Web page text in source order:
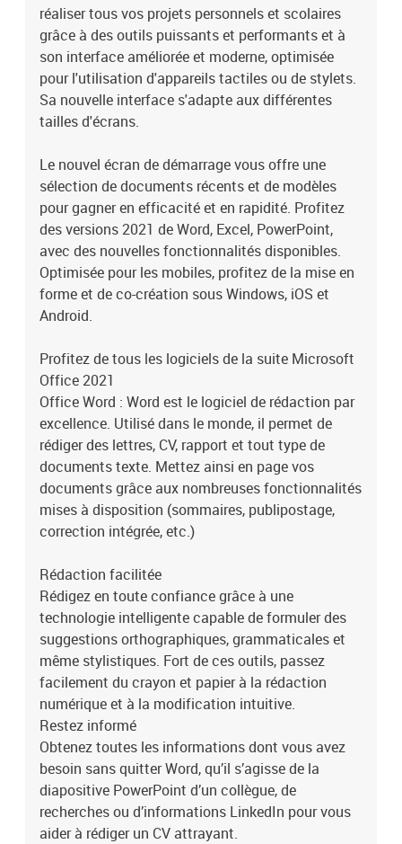
motifs et organise vos données pour vous faire gagner du temps.
Créez facilement vos propres feuilles de calcul ou utilisez les
modèles proposés et effectuez des calculs avec des formules
modernes.Visualisez vos données plus efficacementLes nouveaux
graphiques et diagrammes vous aident à présenter vos données de
façon convaincante, avec mise en forme, graphiques sparkline et
tableaux pour mieux comprendre vos données. Créez aisément des
vos feuilles de calculRévélez votre professionnalisme grâce aux
modèles Excel couvrant plus de 40 catégories et gagnez du
temps.Office PowerPoint : Plutôt facile à prendre en main,
PowerPoint est un logiciel permettant de réaliser des diapositives
ainsi que des présentations est très utile afin d'appuyer vos
présentations. Avec la possibilité d'y intégrer des animations,
textes, graphiques, images.Créez des présentations
uniquesVéhiculez vos idées de manière attrayante, avec de riches
animations, des effets cinématiques, des modèles 3D et des
donner vie à votre présentation.Créez une présentation comme un
proRacontez votre histoire en toute confiance grâce aux notes
diapositive par diapositive que vous seul pouvez consulter.
Traduisez facilement vos diapositives dans la langue de votre
choix et utilisez le vérificateur d’accessibilité intégré pour
permettre à votre public de ne rien manquer.Créez rapidement
votre conceptRévélez votre style et votre talent grâce aux modèles
disponibles, et gagnez du temps. Les modèles PowerPoint
couvrent plus de 40 catégories.OneNote : Ce logiciel de prise de
notes (aussi appelé bloc-notes numérique) offre de nombreuses
fonctions, tels que l'insertion de texte, d'images, de sons, d'écriture
saisir, stocker et partager différents types
d'informations.Organisez votre universRestez organisé grâce à
des blocs-notes que vous pouvez diviser en sections et en pages.
La navigation et la recherche très simples vous permettent de
retrouver facilement vos notes.Rassemblez vos idées, puis
perfectionnez-lesSurlignez vos notes ou commentez-les avec des
annotations tapées ou manuscrites. Avec OneNote sur tous vos
appareils, vous ne laisserez jamais passer un éclair de
génie.Collaborez plus efficacement : Où que vous soyez,
collaborez en temps réel. Partagez vos documents en un clic pour
inviter d’autres personnes à les modifier en temps réel ou à ajouter
des commentaires. De plus, indépendamment des préférences de
chacun en matière de langue ou d’accessibilité, tout le monde peut
collaborer pour améliorer la productivité.
réaliser tous vos projets personnels et scolaires
grâce à des outils puissants et performants et à
son interface améliorée et moderne, optimisée
pour l'utilisation d'appareils tactiles ou de stylets.
Sa nouvelle interface s'adapte aux différentes
tailles d'écrans.
Le nouvel écran de démarrage vous offre une
sélection de documents récents et de modèles
pour gagner en efficacité et en rapidité. Profitez
des versions 2021 de Word, Excel, PowerPoint,
avec des nouvelles fonctionnalités disponibles.
Optimisée pour les mobiles, profitez de la mise en
forme et de co-création sous Windows, iOS et
Android.
Profitez de tous les logiciels de la suite Microsoft
Office 2021
Office Word : Word est le logiciel de rédaction par
excellence. Utilisé dans le monde, il permet de
rédiger des lettres, CV, rapport et tout type de
documents texte. Mettez ainsi en page vos
documents grâce aux nombreuses fonctionnalités
mises à disposition (sommaires, publipostage,
correction intégrée, etc.)
Rédaction facilitée
Rédigez en toute confiance grâce à une
technologie intelligente capable de formuler des
suggestions orthographiques, grammaticales et
même stylistiques. Fort de ces outils, passez
facilement du crayon et papier à la rédaction
numérique et à la modification intuitive.
Restez informé
Obtenez toutes les informations dont vous avez
besoin sans quitter Word, qu’il s’agisse de la
diapositive PowerPoint d’un collègue, de
recherches ou d’informations LinkedIn pour vous
aider à rédiger un CV attrayant.